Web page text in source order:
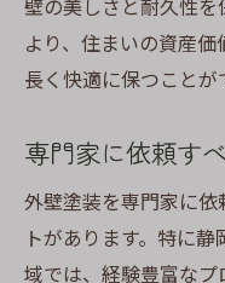
壁の美しさと耐久性
より、住まいの資産
長く快適に保つことが
専門家に依頼す
外壁塗装を専門家に
トがあります。特に
域では、経験豊富な